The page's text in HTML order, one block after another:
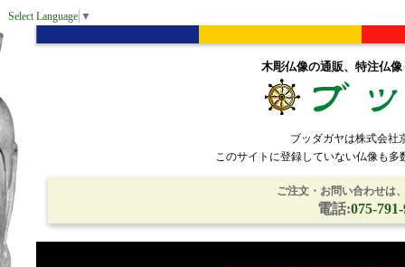
Select Language ▼
木彫仏像の通販、特注仏
ブッダガヤは株式会社
このサイトに登録していない仏像も
ご注文・お問い合わせは
電話:075-